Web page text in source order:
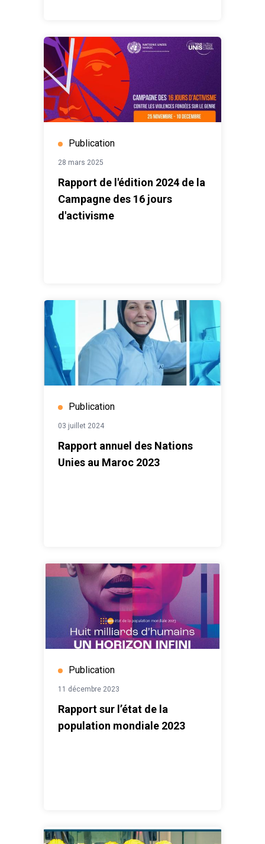
Publication
28 mars 2025
Rapport de l'édition 2024 de la
Campagne des 16 jours
d'activisme
Publication
03 juillet 2024
Rapport annuel des Nations
Unies au Maroc 2023
Publication
11 décembre 2023
Rapport sur l’état de la
population mondiale 2023